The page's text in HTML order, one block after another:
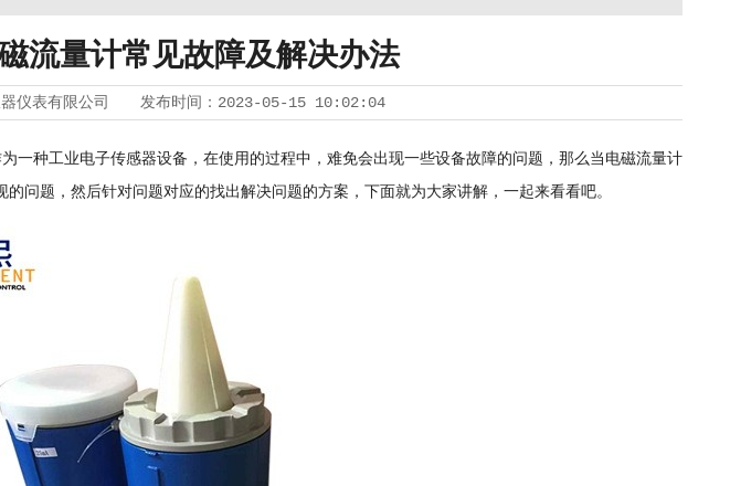
流量计常见故障及解决办法
仪表有限公司 发布时间： 2023-05-15 10:02:04
一种工业电子传感器设备，在使用的过程中，难免会出现一些设备故障的问题，那么当电磁流量计
问题，然后针对问题对应的找出解决问题的方案，下面就为大家讲解，一起来看看吧。